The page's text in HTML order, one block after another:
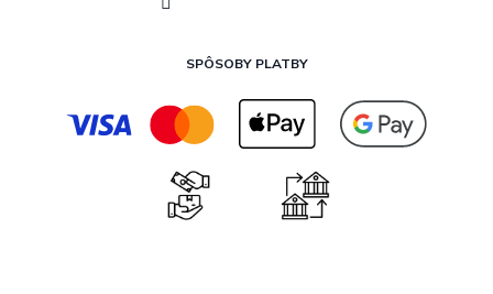
SPÔSOBY PLATBY